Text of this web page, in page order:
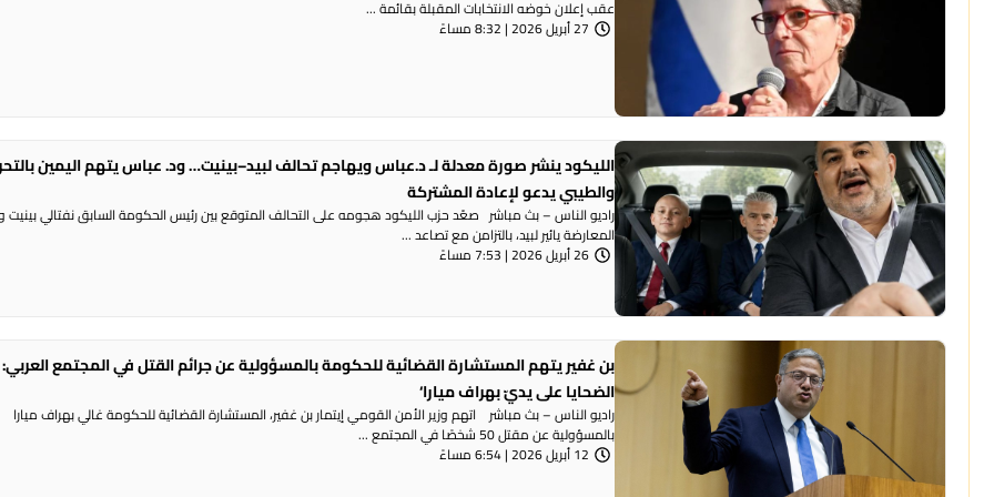
عقب إعلان خوضه الانتخابات المقبلة بقائمة ...
27 أبريل 2026 | 8:32 مساءً
الليكود ينشر صورة معدلة لـ د.عباس ويهاجم تحالف لبيد–بينيت… ود. عباس يتهم اليمين
والطيبي يدعو لإعادة المشتركة
راديو الناس – بث مباشر صعّد حزب الليكود هجومه على التحالف المتوقع بين رئيس الحكومة السابق نفتالي بينيت
المعارضة يائير لبيد، بالتزامن مع تصاعد ...
26 أبريل 2026 | 7:53 مساءً
بن غفير يتهم المستشارة القضائية للحكومة بالمسؤولية عن جرائم القتل في المجتمع العربي:
الضحايا على يديّ بهراف ميارا‘
راديو الناس – بث مباشر اتهم وزير الأمن القومي إيتمار بن غفير، المستشارة القضائية للحكومة غالي بهراف ميارا
بالمسؤولية عن مقتل 50 شخصًا في المجتمع ...
12 أبريل 2026 | 6:54 مساءً